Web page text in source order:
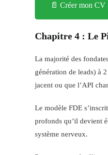
📄 Créer mon
Chapitre 4 : Le
La majorité des
génération de leads) à
jacent ou que l’API
Le modèle FDE
profonds qu’il devient
système nerveux.